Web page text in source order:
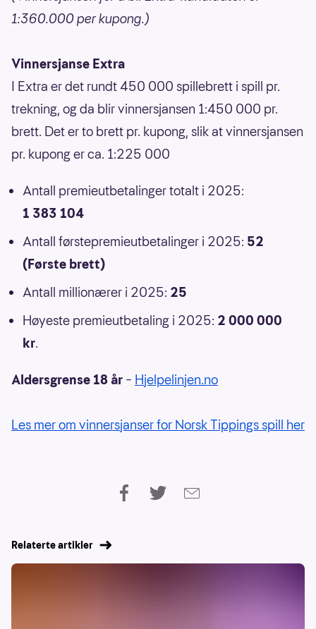
1:360.000 per kupong.)
Vinnersjanse Extra
I Extra er det rundt 450 000 spillebrett i spill pr.
trekning, og da blir vinnersjansen 1:450 000 pr.
brett. Det er to brett pr. kupong, slik at vinnersjansen
pr. kupong er ca. 1:225 000
Antall premieutbetalinger totalt i 2025:
1 383 104
Antall førstepremieutbetalinger i 2025: 52
(Første brett)
Antall millionærer i 2025: 25
Høyeste premieutbetaling i 2025: 2 000 000
kr.
Aldersgrense 18 år – Hjelpelinjen.no
Les mer om vinnersjanser for Norsk Tippings spill her
Relaterte artikler